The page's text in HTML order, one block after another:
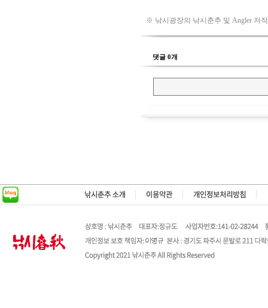
※ 낚시광장의 낚시춘추 및 Angler 저
댓글 0개